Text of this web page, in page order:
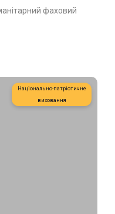
фаховий
Національно-патріотичне
виховання